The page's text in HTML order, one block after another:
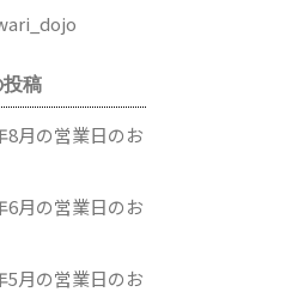
稿
8月の営業日のお
6月の営業日のお
5月の営業日のお